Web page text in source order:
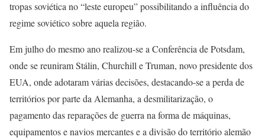
tropas soviética no “leste europeu” possibilitando a influência do
regime soviético sobre aquela região.
Em julho do mesmo ano realizou-se a Conferência de Potsdam,
onde se reuniram Stálin, Churchill e Truman, novo presidente dos
EUA, onde adotaram várias decisões, destacando-se a perda de
territórios por parte da Alemanha, a desmilitarização, o
pagamento das reparações de guerra na forma de máquinas,
equipamentos e navios mercantes e a divisão do território alemão